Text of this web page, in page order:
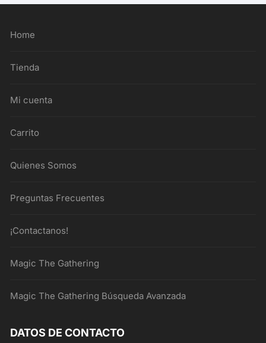
Home
Tienda
Mi cuenta
Carrito
Quienes Somos
Preguntas Frecuentes
¡Contactanos!
Magic The Gathering
Magic The Gathering Búsqueda Avanzada
DATOS DE CONTACTO